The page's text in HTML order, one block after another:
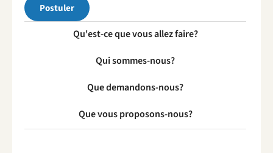
Postuler
Qu'est-ce que vous allez faire?
Qui sommes-nous?
Que demandons-nous?
Que vous proposons-nous?